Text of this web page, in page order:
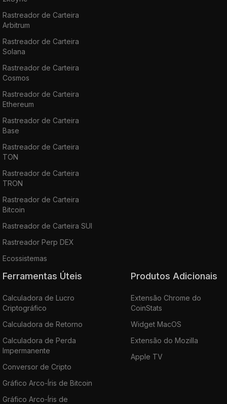
Rastreador de Carteira
Arbitrum
Rastreador de Carteira
Solana
Rastreador de Carteira
Cosmos
Rastreador de Carteira
Ethereum
Rastreador de Carteira
Base
Rastreador de Carteira
TON
Rastreador de Carteira
TRON
Rastreador de Carteira
Bitcoin
Rastreador de Carteira SUI
Rastreador Perp DEX
Ecossistemas
Ferramentas Úteis
Calculadora de Lucro
Criptográfico
Calculadora de Retorno
Calculadora de Perda
Impermanente
Conversor de Cripto
Gráfico Arco-Íris de Bitcoin
Gráfico Arco-Íris de
Produtos Adicionais
Extensão Chrome do
CoinStats
Widget MacOS
Extensão do Mozilla
Apple TV